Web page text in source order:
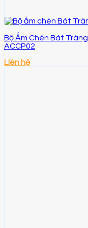
Bộ Ấm Chén Bát
ACCP02
Liên hệ